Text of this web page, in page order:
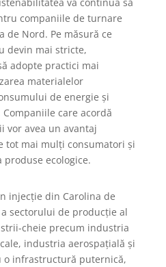
companiile de turnare
de Nord. Pe măsură ce
devin mai stricte,
adopte practici mai
materialelor
de energie și
care acordă
vor avea un avantaj
tot mai mulți consumatori și
ecologice.
injecție din Carolina de
sectorului de producție al
cheie precum industria
industria aerospațială și
o infrastructură puternică,